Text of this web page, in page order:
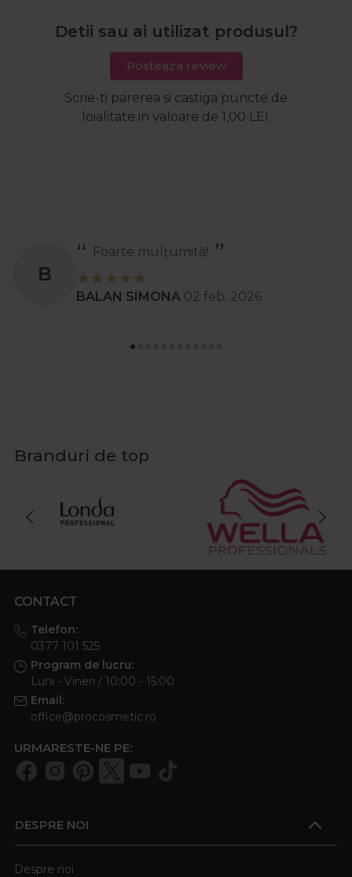
Detii sau ai utilizat produsul?
Posteaza review
Scrie-ti parerea si castiga puncte de
loialitate in valoare de 1,00 LEI.
B
Foarte mulțumită!
BALAN SIMONA 02 feb. 2026
Branduri de top
CONTACT
Telefon:
0377 101 525
Program de lucru:
Luni - Vineri / 10:00 - 15:00
Email:
office@procosmetic.ro
URMARESTE-NE PE:
DESPRE NOI
Despre noi